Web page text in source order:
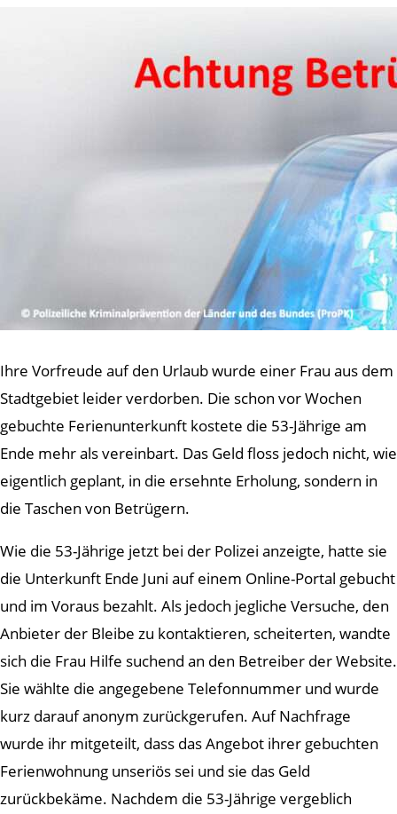
Ihre Vorfreude auf den Urlaub wurde einer Frau aus dem
Stadtgebiet leider verdorben. Die schon vor Wochen
gebuchte Ferienunterkunft kostete die 53-Jährige am
Ende mehr als vereinbart. Das Geld floss jedoch nicht, wie
eigentlich geplant, in die ersehnte Erholung, sondern in
die Taschen von Betrügern.
Wie die 53-Jährige jetzt bei der Polizei anzeigte, hatte sie
die Unterkunft Ende Juni auf einem Online-Portal gebucht
und im Voraus bezahlt. Als jedoch jegliche Versuche, den
Anbieter der Bleibe zu kontaktieren, scheiterten, wandte
sich die Frau Hilfe suchend an den Betreiber der Website.
Sie wählte die angegebene Telefonnummer und wurde
kurz darauf anonym zurückgerufen. Auf Nachfrage
wurde ihr mitgeteilt, dass das Angebot ihrer gebuchten
Ferienwohnung unseriös sei und sie das Geld
zurückbekäme. Nachdem die 53-Jährige vergeblich